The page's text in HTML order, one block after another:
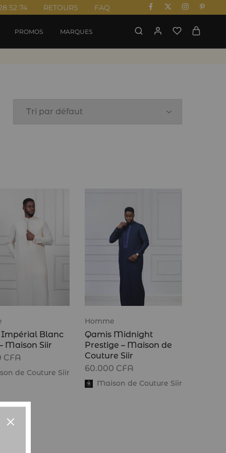
52 74 RETOURS FAQ
PROMOS MARQUES
Impérial Blanc
Maison Siir
CFA
de Couture Siir
Homme
Qamis Midnight
Prestige – Maison de
Couture Siir
60.000 CFA
Maison de Couture Siir